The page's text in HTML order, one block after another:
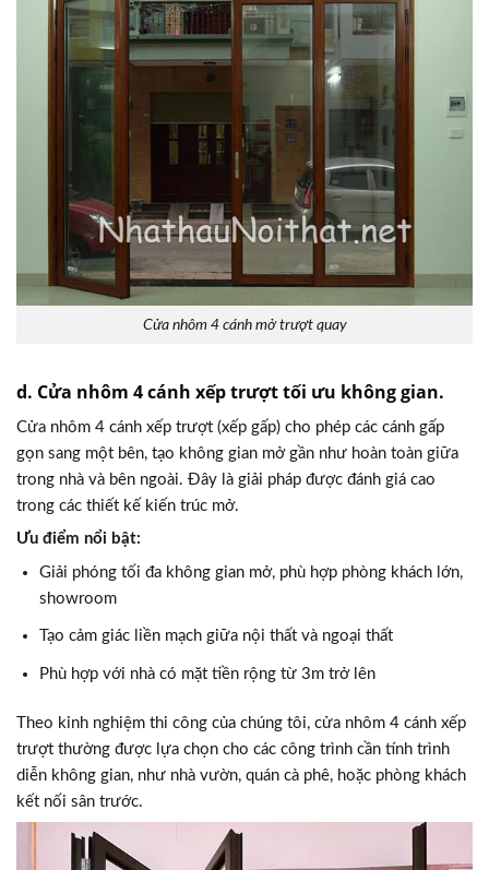
Cửa nhôm 4 cánh mở trượt quay
d. Cửa nhôm 4 cánh xếp trượt tối ưu không gian.
Cửa nhôm 4 cánh xếp trượt (xếp gấp) cho phép các cánh gấp
gọn sang một bên, tạo không gian mở gần như hoàn toàn giữa
trong nhà và bên ngoài. Đây là giải pháp được đánh giá cao
trong các thiết kế kiến trúc mở.
Ưu điểm nổi bật:
Giải phóng tối đa không gian mở, phù hợp phòng khách lớn,
showroom
Tạo cảm giác liền mạch giữa nội thất và ngoại thất
Phù hợp với nhà có mặt tiền rộng từ 3m trở lên
Theo kinh nghiệm thi công của chúng tôi, cửa nhôm 4 cánh xếp
trượt thường được lựa chọn cho các công trình cần tính trình
diễn không gian, như nhà vườn, quán cà phê, hoặc phòng khách
kết nối sân trước.